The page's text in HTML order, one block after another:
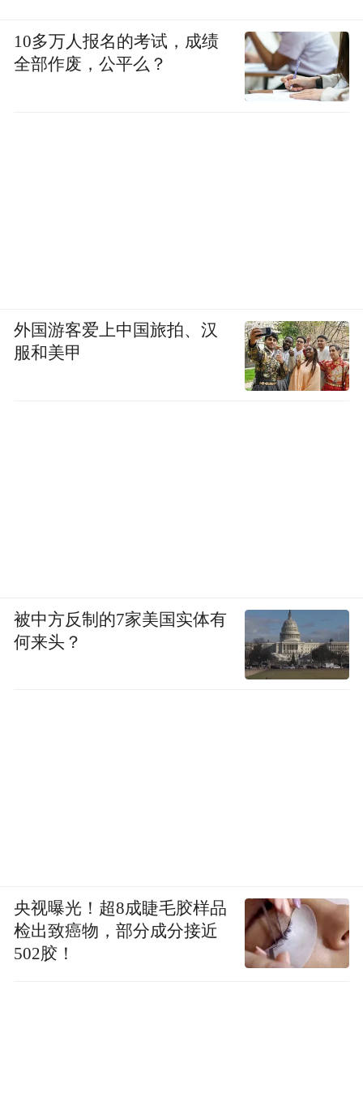
10多万人报名的考试，成绩
全部作废，公平么？
外国游客爱上中国旅拍、汉
服和美甲
被中方反制的7家美国实体有
何来头？
央视曝光！超8成睫毛胶样品
检出致癌物，部分成分接近
502胶！